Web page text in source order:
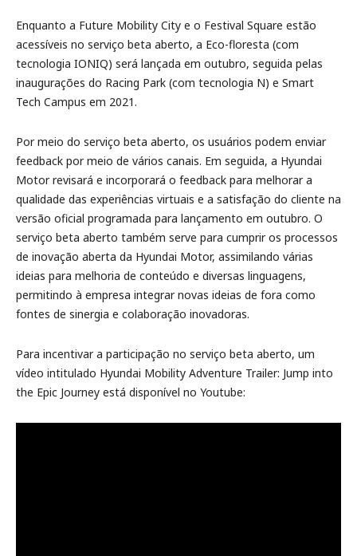
Enquanto a Future Mobility City e o Festival Square estão
acessíveis no serviço beta aberto, a Eco-floresta (com
tecnologia IONIQ) será lançada em outubro, seguida pelas
inaugurações do Racing Park (com tecnologia N) e Smart
Tech Campus em 2021.
Por meio do serviço beta aberto, os usuários podem enviar
feedback por meio de vários canais. Em seguida, a Hyundai
Motor revisará e incorporará o feedback para melhorar a
qualidade das experiências virtuais e a satisfação do cliente na
versão oficial programada para lançamento em outubro. O
serviço beta aberto também serve para cumprir os processos
de inovação aberta da Hyundai Motor, assimilando várias
ideias para melhoria de conteúdo e diversas linguagens,
permitindo à empresa integrar novas ideias de fora como
fontes de sinergia e colaboração inovadoras.
Para incentivar a participação no serviço beta aberto, um
vídeo intitulado Hyundai Mobility Adventure Trailer: Jump into
the Epic Journey está disponível no Youtube: